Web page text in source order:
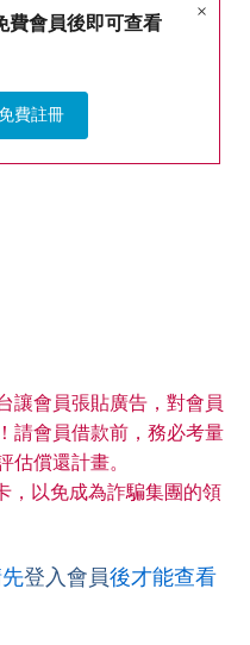
×
費會員後即可查看
費註冊
讓會員張貼廣告，對會員
請會員借款前，務必考量
估償還計畫。
，以免成為詐騙集團的領
登入會員後才能查看